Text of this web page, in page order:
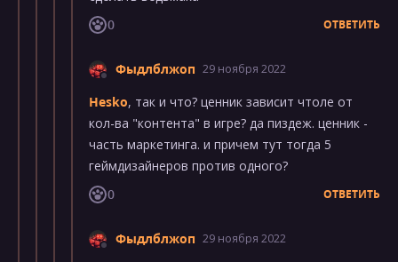
0
ОТВЕТИТЬ
Фыдлблжоп 29 ноября 2022
Hesko, так и что? ценник зависит чтоле от
кол-ва "контента" в игре? да пиздеж. ценник -
часть маркетинга. и причем тут тогда 5
геймдизайнеров против одного?
0
ОТВЕТИТЬ
Фыдлблжоп 29 ноября 2022